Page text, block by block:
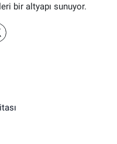
bir altyapı sunuyor.